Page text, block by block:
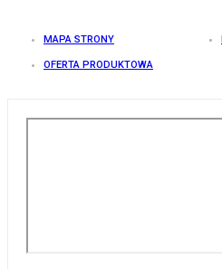
MAPA STRONY
OFERTA PRODUKTOWA